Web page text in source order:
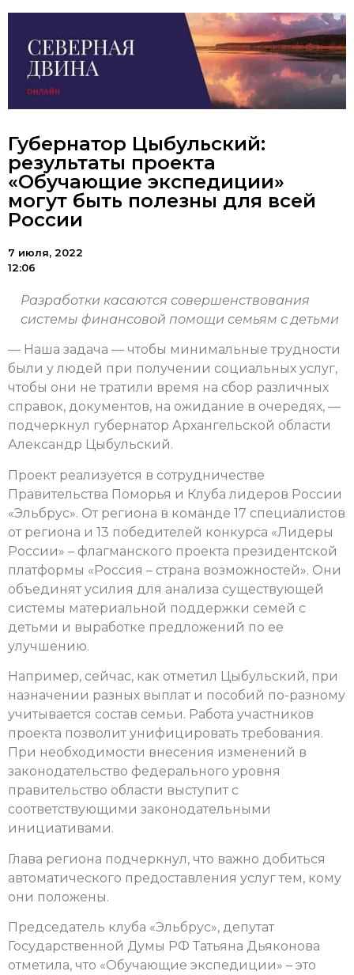
Губернатор Цыбульский:
результаты проекта
«Обучающие экспедиции»
могут быть полезны для всей
России
7 июля, 2022
12:06
Разработки касаются совершенствования
системы финансовой помощи семьям с детьми
— Наша задача — чтобы минимальные трудности
были у людей при получении социальных услуг,
чтобы они не тратили время на сбор различных
справок, документов, на ожидание в очередях, —
подчеркнул губернатор Архангельской области
Александр Цыбульский.
Проект реализуется в сотрудничестве
Правительства Поморья и Клуба лидеров России
«Эльбрус». От региона в команде 17 специалистов
от региона и 13 победителей конкурса «Лидеры
России» – флагманского проекта президентской
платформы «Россия – страна возможностей». Они
объединят усилия для анализа существующей
системы материальной поддержки семей с
детьми и выработке предложений по ее
улучшению.
Например, сейчас, как отметил Цыбульский, при
назначении разных выплат и пособий по-разному
учитывается состав семьи. Работа участников
проекта позволит унифицировать требования.
При необходимости внесения изменений в
законодательство федерального уровня
правительство области выступит с
соответствующими законодательными
инициативами.
Глава региона подчеркнул, что важно добиться
автоматического предоставления услуг тем, кому
они положены.
Председатель клуба «Эльбрус», депутат
Государственной Думы РФ Татьяна Дьяконова
отметила, что «Обучающие экспедиции» – это